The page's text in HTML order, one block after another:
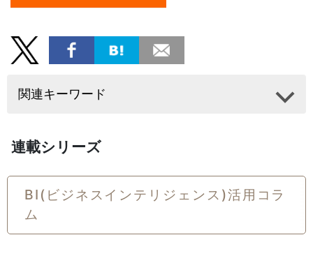
関連キーワード
連載シリーズ
BI(ビジネスインテリジェンス)活用コラ
ム